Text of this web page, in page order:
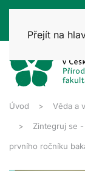
Přejít na
Úvod Věda a
Zintegruj se
prvního ročníku